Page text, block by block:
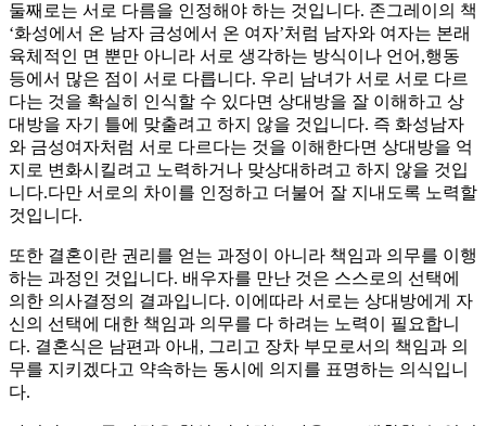
둘째로는 서로 다름을 인정해야 하는 것입니다. 존그레이의 책
‘화성에서 온 남자 금성에서 온 여자’처럼 남자와 여자는 본래
육체적인 면 뿐만 아니라 서로 생각하는 방식이나 언어,행동
등에서 많은 점이 서로 다릅니다. 우리 남녀가 서로 서로 다르
다는 것을 확실히 인식할 수 있다면 상대방을 잘 이해하고 상
대방을 자기 틀에 맞출려고 하지 않을 것입니다. 즉 화성남자
와 금성여자처럼 서로 다르다는 것을 이해한다면 상대방을 억
지로 변화시킬려고 노력하거나 맞상대하려고 하지 않을 것입
니다.다만 서로의 차이를 인정하고 더불어 잘 지내도록 노력할
것입니다.
또한 결혼이란 권리를 얻는 과정이 아니라 책임과 의무를 이행
하는 과정인 것입니다. 배우자를 만난 것은 스스로의 선택에
의한 의사결정의 결과입니다. 이에따라 서로는 상대방에게 자
신의 선택에 대한 책임과 의무를 다 하려는 노력이 필요합니
다. 결혼식은 남편과 아내, 그리고 장차 부모로서의 책임과 의
무를 지키겠다고 약속하는 동시에 의지를 표명하는 의식입니
다.